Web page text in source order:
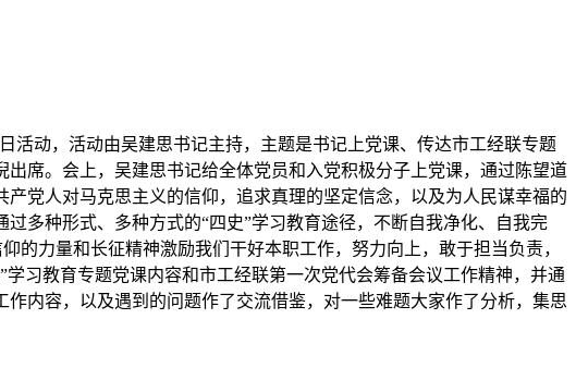
活动，活动由吴建思书记主持，主题是书记上党课、传达市工经联专题
席。会上，吴建思书记给全体党员和入党积极分子上党课，通过陈望道
党人对马克思主义的信仰，追求真理的坚定信念，以及为人民谋幸福的
多种形式、多种方式的“四史”学习教育途径，不断自我净化、自我完
的力量和长征精神激励我们干好本职工作，努力向上，敢于担当负责，
习教育专题党课内容和市工经联第一次党代会筹备会议工作精神，并通
内容，以及遇到的问题作了交流借鉴，对一些难题大家作了分析，集思